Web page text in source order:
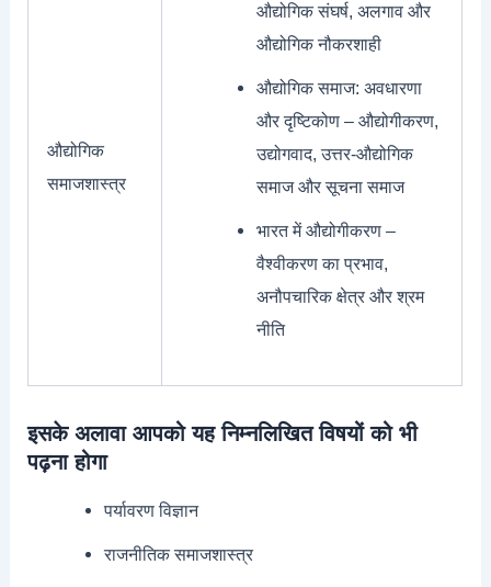
औद्योगिक
समाजशास्त्र
औद्योगिक संघर्ष, अलगाव और
औद्योगिक नौकरशाही
औद्योगिक समाज: अवधारणा
और दृष्टिकोण – औद्योगीकरण,
उद्योगवाद, उत्तर-औद्योगिक
समाज और सूचना समाज
भारत में औद्योगीकरण –
वैश्वीकरण का प्रभाव,
अनौपचारिक क्षेत्र और श्रम
नीति
इसके अलावा आपको यह निम्नलिखित विषयों को भी
पढ़ना होगा
पर्यावरण विज्ञान
राजनीतिक समाजशास्त्र